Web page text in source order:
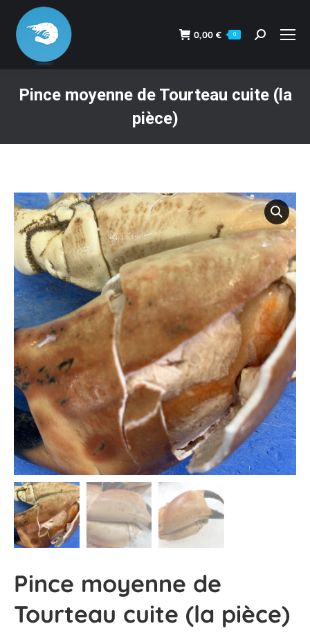
0,00 € 0
Recherche
Pince moyenne de Tourteau cuite (la
pièce)
Pince moyenne de
Tourteau cuite (la pièce)